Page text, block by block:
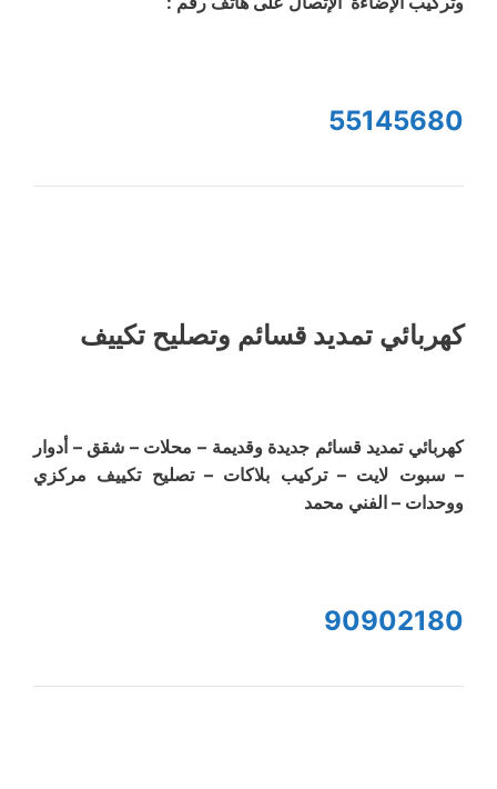
55145680
كهربائي تمديد قسائم وتصليح تكييف
كهربائي تمديد قسائم جديدة وقديمة – محلات – شقق – أدوار
– سبوت لايت – تركيب بلاكات – تصليح تكييف مركزي
ووحدات – الفني محمد
90902180